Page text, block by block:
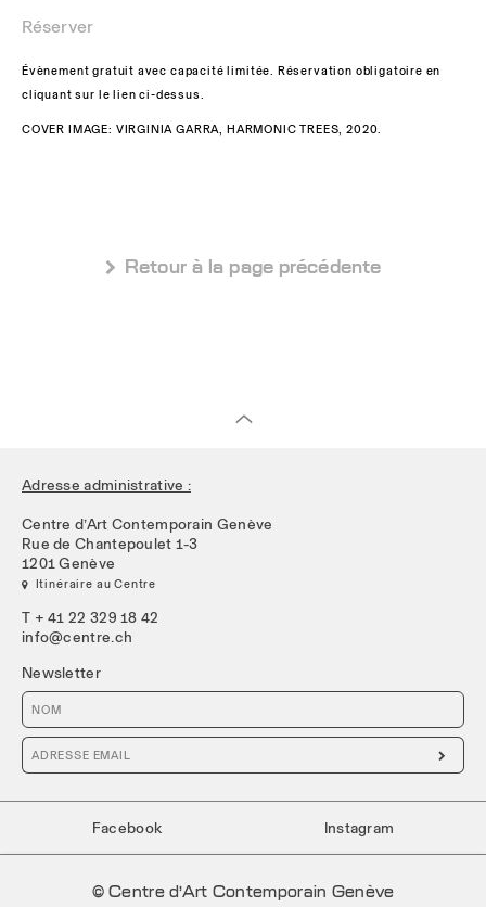
Réserver
Évènement gratuit avec capacité limitée. Réservation obligatoire en
cliquant sur le lien ci-dessus.
COVER IMAGE: VIRGINIA GARRA, HARMONIC TREES, 2020.
 Retour à la page précédente
Adresse administrative :
Centre d’Art Contemporain Genève
Rue de Chantepoulet 1-3
1201 Genève
 Itinéraire au Centre
T + 41 22 329 18 42
info@centre.ch
Newsletter

Facebook Instagram
© Centre d’Art Contemporain Genève